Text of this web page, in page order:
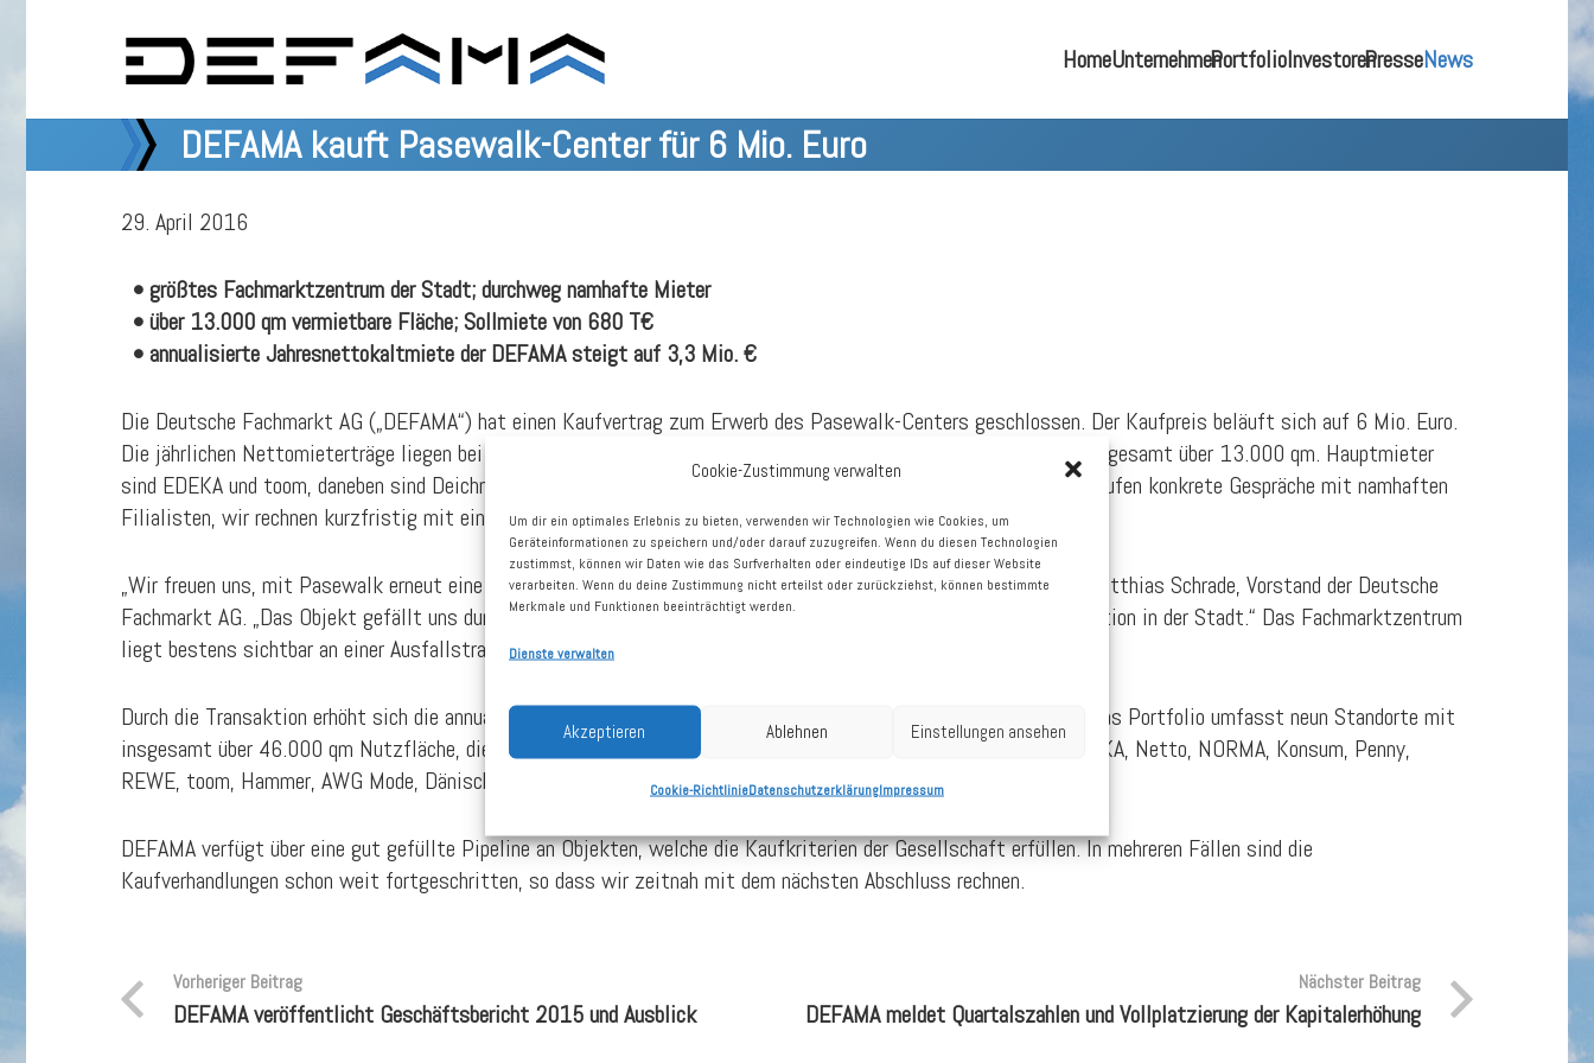
Cookie-Zustimmung verwalten
Um dir ein optimales Erlebnis zu bieten, verwenden wir Technologien wie Cookies, um
Geräteinformationen zu speichern und/oder darauf zuzugreifen. Wenn du diesen Technologien
zustimmst, können wir Daten wie das Surfverhalten oder eindeutige IDs auf dieser Website
verarbeiten. Wenn du deine Zustimmung nicht erteilst oder zurückziehst, können bestimmte
Merkmale und Funktionen beeinträchtigt werden.
Dienste verwalten
Akzeptieren Ablehnen Einstellungen ansehen
Cookie-RichtlinieDatenschutzerklärungImpressum
HomeUnternehmenPortfolioInvestorenPresseNews
DEFAMA kauft Pasewalk-Center für 6 Mio. Euro
29. April 2016
• größtes Fachmarktzentrum der Stadt; durchweg namhafte Mieter
• über 13.000 qm vermietbare Fläche; Sollmiete von 680 T€
• annualisierte Jahresnettokaltmiete der DEFAMA steigt auf 3,3 Mio. €
Die Deutsche Fachmarkt AG („DEFAMA“) hat einen Kaufvertrag zum Erwerb des Pasewalk-Centers geschlossen. Der Kaufpreis beläuft sich auf 6 Mio. Euro.
Die jährlichen Nettomieterträge liegen bei Vollvermietung bei gut 680 T€. Die Nutzfläche des Objekts beträgt insgesamt über 13.000 qm. Hauptmieter
sind EDEKA und toom, daneben sind Deichmann, TAKKO und TEDi im Objekt vertreten. Für die einzige Leerfläche laufen konkrete Gespräche mit namhaften
Filialisten, wir rechnen kurzfristig mit einem Vertragsabschluss.
„Wir freuen uns, mit Pasewalk erneut eine Transaktion zu attraktiven Konditionen durchführen zu können“, sagt Matthias Schrade, Vorstand der Deutsche
Fachmarkt AG. „Das Objekt gefällt uns durch seine langjährig stabile Mieterstruktur und die exzellente Marktposition in der Stadt.“ Das Fachmarktzentrum
liegt bestens sichtbar an einer Ausfallstraße und verfügt über ein Drittel der gesamten Verkaufsflächen der Stadt.
Durch die Transaktion erhöht sich die annualisierte Jahresnettokaltmiete der DEFAMA-Gruppe auf 3,3 Mio. Euro. Das Portfolio umfasst neun Standorte mit
insgesamt über 46.000 qm Nutzfläche, die zu über 96% vermietet sind. Zu den größten Mietern zählen ALDI, EDEKA, Netto, NORMA, Konsum, Penny,
REWE, toom, Hammer, AWG Mode, Dänisches Bettenlager, Deichmann, KiK und RENO.
DEFAMA verfügt über eine gut gefüllte Pipeline an Objekten, welche die Kaufkriterien der Gesellschaft erfüllen. In mehreren Fällen sind die
Kaufverhandlungen schon weit fortgeschritten, so dass wir zeitnah mit dem nächsten Abschluss rechnen.
Vorheriger Beitrag
DEFAMA veröffentlicht Geschäftsbericht 2015 und Ausblick
Nächster Beitrag
DEFAMA meldet Quartalszahlen und Vollplatzierung der Kapitalerhöhung